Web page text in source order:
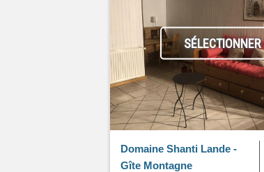
SÉLECTIONNER
Domaine Shanti Lande -
Gîte Montagne